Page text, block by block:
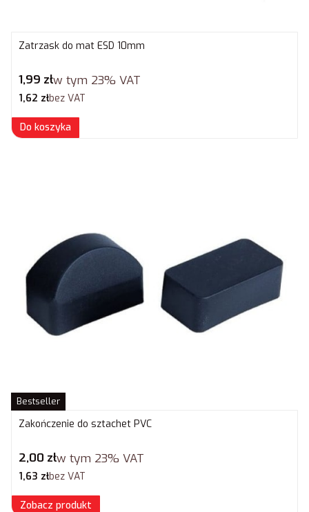
Zatrzask do mat ESD 10mm
Cena brutto
1,99 złw tym 23% VAT
Cena netto
1,62 złbez VAT
Do koszyka
Bestseller
Zakończenie do sztachet PVC
Cena brutto
2,00 złw tym 23% VAT
Cena netto
1,63 złbez VAT
Zobacz produkt